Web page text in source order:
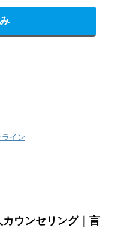
イン
ウンセリング｜言